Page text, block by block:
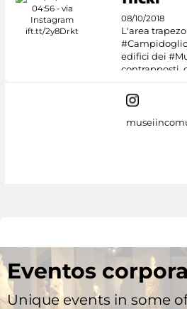
08/10/2018
L'area
edifici dei
contrapposti,
Eventos
Unique events in some